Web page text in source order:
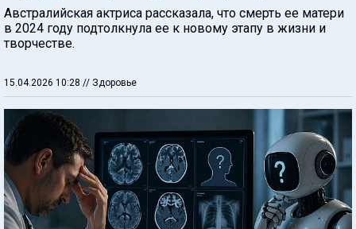
Австралийская актриса рассказала, что смерть ее матери
в 2024 году подтолкнула ее к новому этапу в жизни и
творчестве.
15.04.2026 10:28 // Здоровье